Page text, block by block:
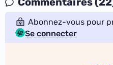
Abonnez-vous pour
Se connecter